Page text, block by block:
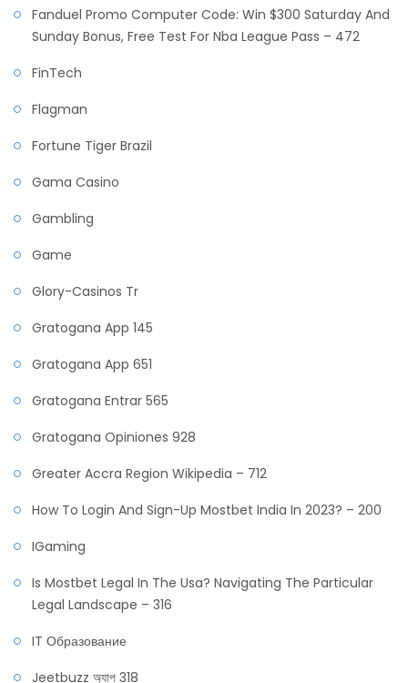
Fanduel Promo Computer Code: Win $300 Saturday And
Sunday Bonus, Free Test For Nba League Pass – 472
FinTech
Flagman
Fortune Tiger Brazil
Gama Casino
Gambling
Game
Glory-Casinos Tr
Gratogana App 145
Gratogana App 651
Gratogana Entrar 565
Gratogana Opiniones 928
Greater Accra Region Wikipedia – 712
How To Login And Sign-Up Mostbet India In 2023? – 200
IGaming
Is Mostbet Legal In The Usa? Navigating The Particular
Legal Landscape – 316
IT Образование
Jeetbuzz অ্যাপ 318